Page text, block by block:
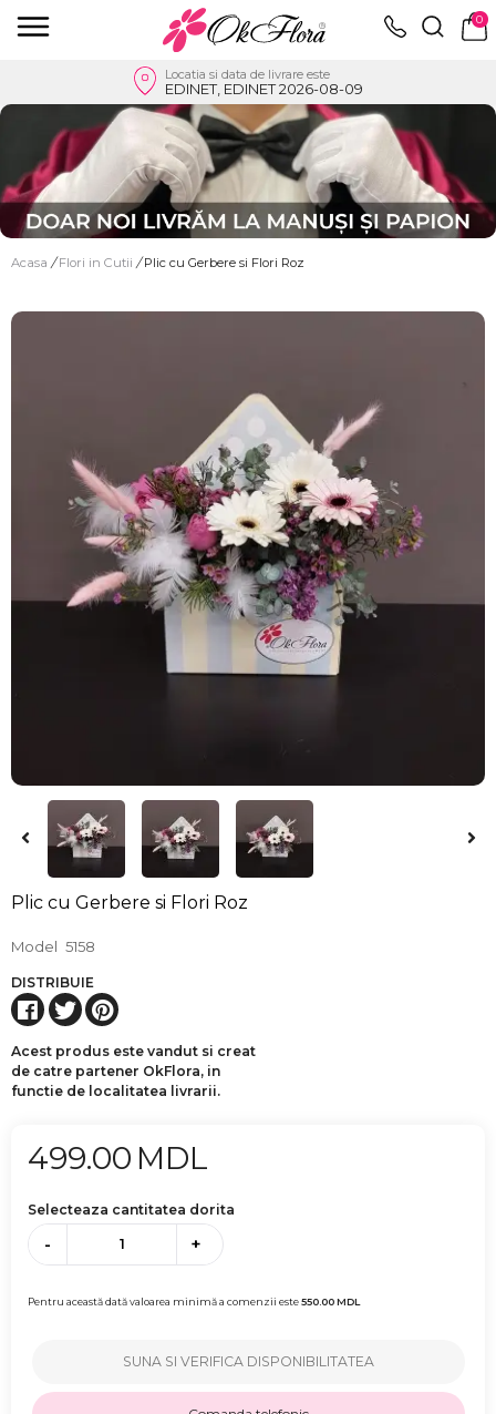
0
Locatia si data de livrare este
EDINET, EDINET 2026-08-09
Acasa / Flori in Cutii / Plic cu Gerbere si Flori Roz
Plic cu Gerbere si Flori Roz
Model 5158
DISTRIBUIE
Acest produs este vandut si creat
de catre partener OkFlora, in
functie de localitatea livrarii.
499.00 MDL
Selecteaza cantitatea dorita
- +
Pentru această dată valoarea minimă a comenzii este550.00MDL
SUNA SI VERIFICA DISPONIBILITATEA